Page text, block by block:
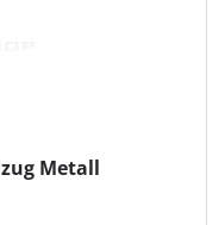
Metall